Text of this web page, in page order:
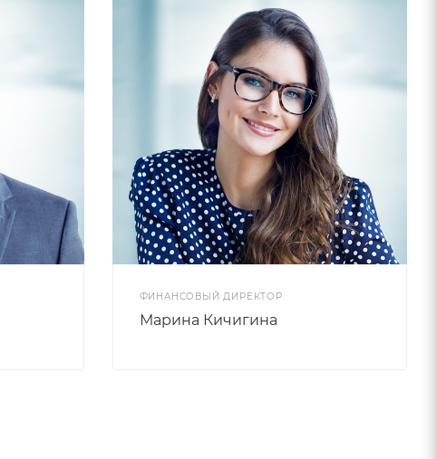
ФИНАНСОВЫЙ ДИРЕКТОР
Марина Кичигина